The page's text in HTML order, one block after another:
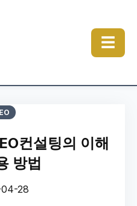
☰
컨설팅의 이해
방법
28